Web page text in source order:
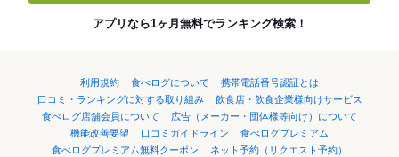
アプリなら1ヶ月無料でランキング検索！
利用規約 食べログについて
携帯電話番号認証とは
口コミ・ランキングに対する取り組み
飲食店・飲食企業様向けサービス
食べログ店舗会員について
広告（メーカー・団体様等向け）について
機能改善要望
口コミガイドライン
食べログプレミアム
食べログプレミアム無料クーポン
ネット予約（リクエスト予約）